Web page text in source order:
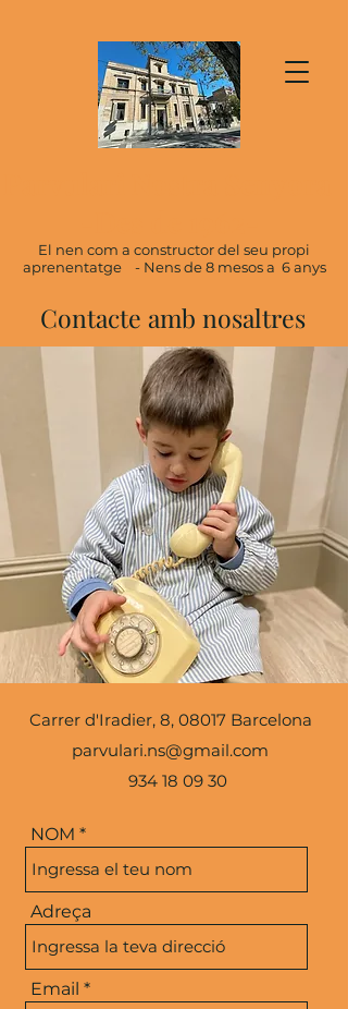
El nen com a constructor del seu propi
aprenentatge - Nens de 8 mesos a 6 anys
Contacte amb nosaltres
Carrer d'Iradier, 8, 08017 Barcelona
parvulari.ns@gmail.com
934 18 09 30
NOM
Adreça
Email